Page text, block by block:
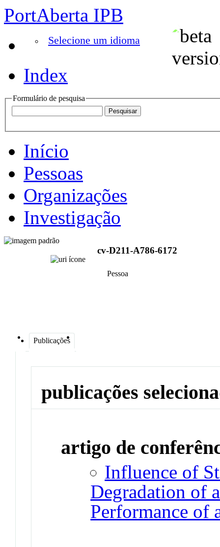
PortAberta IPB
Selecione um idioma
Index
Formulário de pesquisa
Início
Pessoas
Organizações
Investigação
cv-D211-A786-6172
Pessoa
Publicações
publicações
artigo de
Influence of
Degradation of
Performance of